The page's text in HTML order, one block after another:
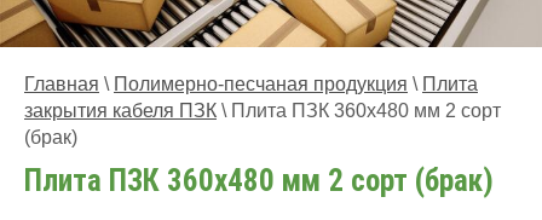
Главная \ Полимерно-песчаная продукция \ Плита
закрытия кабеля ПЗК \ Плита ПЗК 360x480 мм 2 сорт
(брак)
Плита ПЗК 360x480 мм 2 сорт (брак)